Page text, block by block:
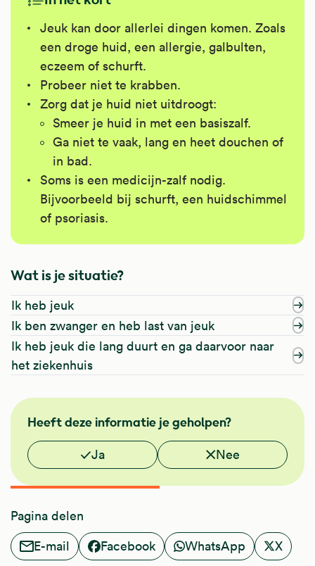
Jeuk kan door allerlei dingen komen. Zoals
een droge huid, een allergie, galbulten,
eczeem of schurft.
Probeer niet te krabben.
Zorg dat je huid niet uitdroogt:
Smeer je huid in met een basiszalf.
Ga niet te vaak, lang en heet douchen of
in bad.
Soms is een medicijn-zalf nodig.
Bijvoorbeeld bij schurft, een huidschimmel
of psoriasis.
Wat is je situatie?
Ik heb jeuk
Ik ben zwanger en heb last van jeuk
Ik heb jeuk die lang duurt en ga daarvoor naar
het ziekenhuis
FMS
NHGHeeft deze informatie je geholpen?
Vond je deze informatie nuttig?
Ja Nee
Pagina delen
E-mail
Facebook WhatsApp X